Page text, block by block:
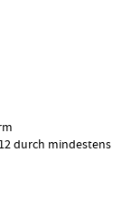
durch mindestens